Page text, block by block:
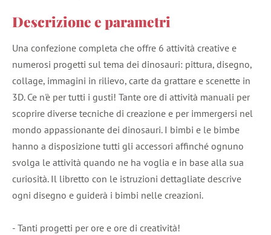
Descrizione e parametri
Una confezione completa che offre 6 attività creative e
numerosi progetti sul tema dei dinosauri: pittura, disegno,
collage, immagini in rilievo, carte da grattare e scenette in
3D. Ce n'è per tutti i gusti! Tante ore di attività manuali per
scoprire diverse tecniche di creazione e per immergersi nel
mondo appassionante dei dinosauri. I bimbi e le bimbe
hanno a disposizione tutti gli accessori affinché ognuno
svolga le attività quando ne ha voglia e in base alla sua
curiosità. Il libretto con le istruzioni dettagliate descrive
ogni disegno e guiderà i bimbi nelle creazioni.
- Tanti progetti per ore e ore di creatività!